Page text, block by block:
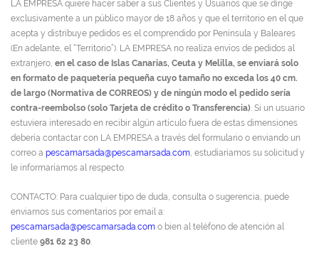
LA EMPRESA quiere hacer saber a sus Clientes y Usuarios que se dirige
exclusivamente a un público mayor de 18 años y que el territorio en el que
acepta y distribuye pedidos es el comprendido por Península y Baleares
(En adelante, el “Territorio”). LA EMPRESA no realiza envíos de pedidos al
extranjero, en el caso de Islas Canarias, Ceuta y Melilla, se enviará solo
en formato de paquetería pequeña cuyo tamaño no exceda los 40 cm.
de largo (Normativa de CORREOS) y de ningún modo el pedido sería
contra-reembolso (solo Tarjeta de crédito o Transferencia). Si un usuario
estuviera interesado en recibir algún artículo fuera de estas dimensiones
debería contactar con LA EMPRESA a través del formulario o enviando un
correo a pescamarsada@pescamarsada.com, estudiaríamos su solicitud y
le informaríamos al respecto.
CONTACTO: Para cualquier tipo de duda, consulta o sugerencia, puede
enviarnos sus comentarios por email a:
pescamarsada@pescamarsada.com o bien al teléfono de atención al
cliente 981 62 23 80.